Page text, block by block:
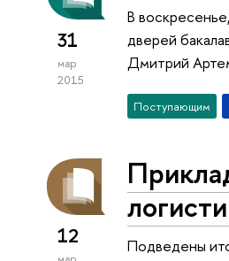
31
мар
2015
В
дверей
Дмитрий
Поступающим
12
Подведены